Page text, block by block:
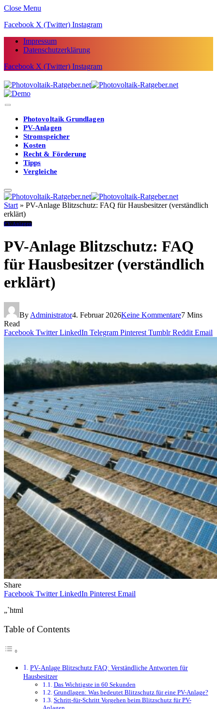
Close Menu
Facebook X (Twitter) Instagram
Impressum
Datenschutzerklärung
Facebook X (Twitter) Instagram
Photovoltaik Grundlagen
PV-Anlagen
Stromspeicher
Kosten
Recht & Förderung
Tipps
Vergleiche
Start » PV-Anlage Blitzschutz: FAQ für Hausbesitzer (verständlich
erklärt)
PV-Anlagen
PV-Anlage Blitzschutz: FAQ
für Hausbesitzer (verständlich
erklärt)
By Administrator4. Februar 2026Keine Kommentare7 Mins
Read
Facebook Twitter LinkedIn Telegram Pinterest Tumblr Reddit Email
Share
Facebook Twitter LinkedIn Pinterest Email
„`html
Table of Contents
PV-Anlage Blitzschutz FAQ: Verständliche Antworten für
Hausbesitzer
Das Wichtigste in 60 Sekunden
Grundlagen: Was bedeutet Blitzschutz für eine PV-Anlage?
Schritt-für-Schritt Vorgehen beim Blitzschutz für PV-